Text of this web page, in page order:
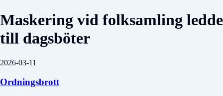
Maskering vid folksamling ledde
till dagsböter
2026-03-11
Ordningsbrott